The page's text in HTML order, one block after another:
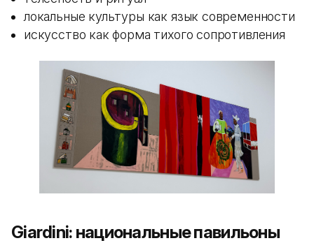
локальные культуры как язык современности
искусство как форма тихого сопротивления
Giardini: национальные павильоны